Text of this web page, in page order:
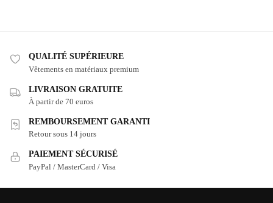
QUALITÉ SUPÉRIEURE
Vêtements en matériaux premium
LIVRAISON GRATUITE
À partir de 70 euros
REMBOURSEMENT GARANTI
Retour sous 14 jours
PAIEMENT SÉCURISÉ
PayPal / MasterCard / Visa